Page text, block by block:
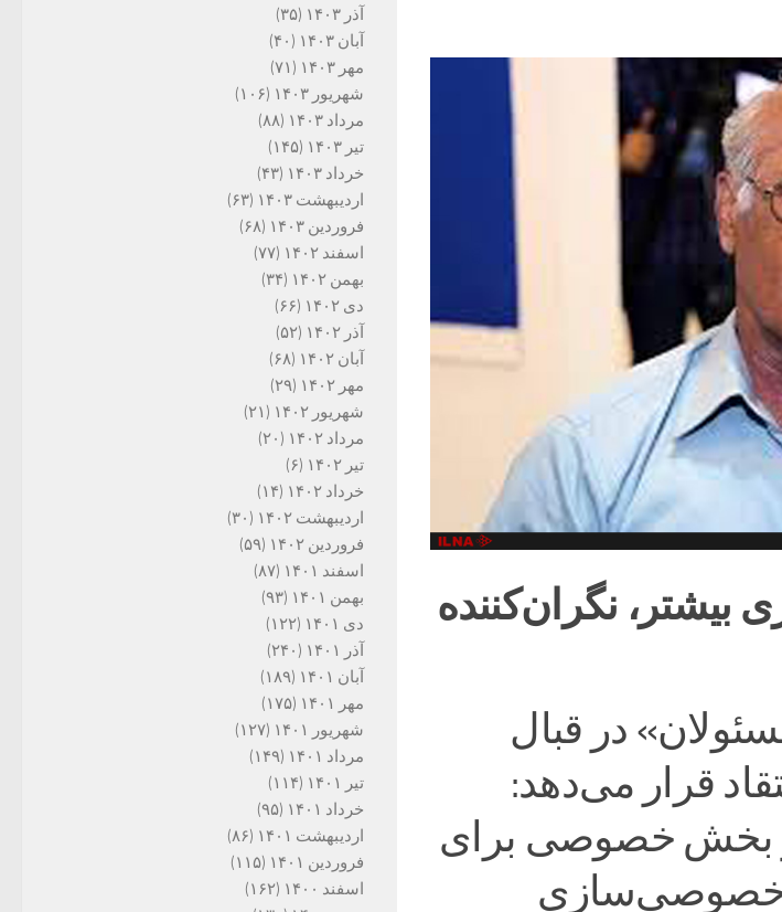
نگران‌کننده
در قبال
قرار می‌دهد:
بخش خصوصی برای
خصوصی‌سازی
آذر ۱۴۰۳
(۳۵)
آبان ۱۴۰۳
(۴۰)
مهر ۱۴۰۳
(۷۱)
شهریور ۱۴۰۳
(۱۰۶)
مرداد ۱۴۰۳
(۸۸)
تیر ۱۴۰۳
(۱۴۵)
خرداد ۱۴۰۳
(۴۳)
اردیبهشت ۱۴۰۳
(۶۳)
فروردین ۱۴۰۳
(۶۸)
اسفند ۱۴۰۲
(۷۷)
بهمن ۱۴۰۲
(۳۴)
دی ۱۴۰۲
(۶۶)
آذر ۱۴۰۲
(۵۲)
آبان ۱۴۰۲
(۶۸)
مهر ۱۴۰۲
(۲۹)
شهریور ۱۴۰۲
(۲۱)
مرداد ۱۴۰۲
(۲۰)
تیر ۱۴۰۲
(۶)
خرداد ۱۴۰۲
(۱۴)
اردیبهشت ۱۴۰۲
(۳۰)
فروردین ۱۴۰۲
(۵۹)
اسفند ۱۴۰۱
(۸۷)
بهمن ۱۴۰۱
(۹۳)
دی ۱۴۰۱
(۱۲۲)
آذر ۱۴۰۱
(۲۴۰)
آبان ۱۴۰۱
(۱۸۹)
مهر ۱۴۰۱
(۱۷۵)
شهریور ۱۴۰۱
(۱۲۷)
مرداد ۱۴۰۱
(۱۴۹)
تیر ۱۴۰۱
(۱۱۴)
خرداد ۱۴۰۱
(۹۵)
اردیبهشت ۱۴۰۱
(۸۶)
فروردین ۱۴۰۱
(۱۱۵)
اسفند ۱۴۰۰
(۱۶۲)